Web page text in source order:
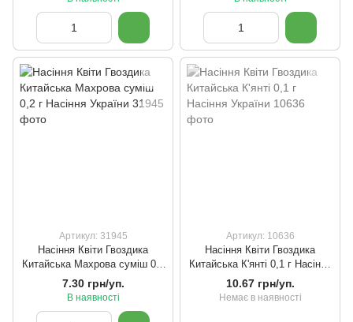
Артикул: 31945
Насіння Квіти Гвоздика
Китайська Махрова суміш 0,2
г Насіння України
7.30 грн/уп.
В наявності
Артикул: 10636
Насіння Квіти Гвоздика
Китайська К'янті 0,1 г Насіння
України
10.67 грн/уп.
Немає в наявності